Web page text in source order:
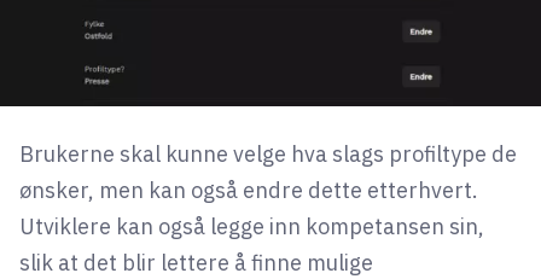
Brukerne skal kunne velge hva slags profiltype de
ønsker, men kan også endre dette etterhvert.
Utviklere kan også legge inn kompetansen sin,
slik at det blir lettere å finne mulige